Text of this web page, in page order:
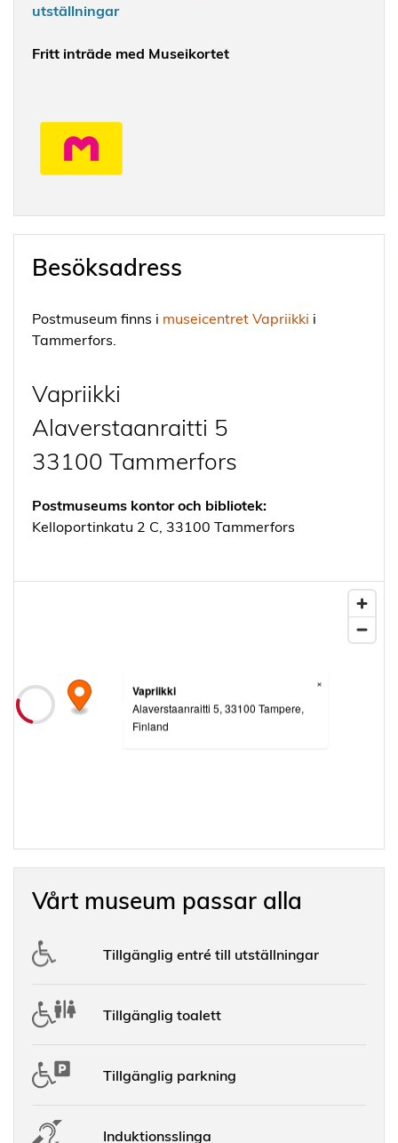
utställningar
Fritt inträde med Museikortet
Besöksadress
Postmuseum finns i museicentret Vapriikki i
Tammerfors.
Vapriikki
Alaverstaanraitti 5
33100 Tammerfors
Postmuseums kontor och bibliotek:
Kelloportinkatu 2 C, 33100 Tammerfors
×
Vapriikki
Alaverstaanraitti 5, 33100 Tampere,
Finland
Vårt museum passar alla
Tillgänglig entré till utställningar
Tillgänglig toalett
Tillgänglig parkning
Induktionsslinga